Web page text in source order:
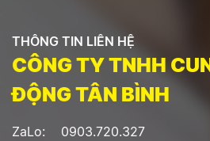
THÔNG TIN LIÊN HỆ
CÔNG TY TNHH
ĐỘNG TÂN BÌNH
ZaLo: 0903.720.327